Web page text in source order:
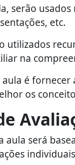
serão
etc.
utilizados
na
é fornecer
os
aula será